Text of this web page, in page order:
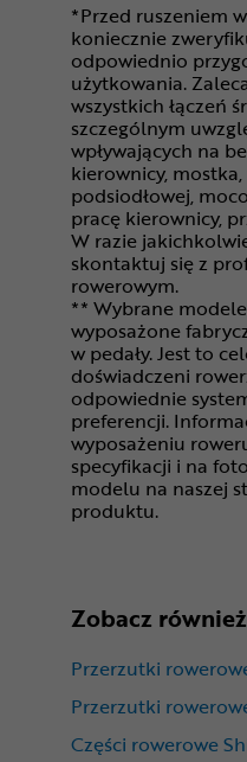
*Przed ruszeniem
koniecznie
odpowiednio
użytkowania.
wszystkich łączeń
szczególnym
wpływających na
kierownicy,
podsiodłowej,
pracę kierownicy,
W razie
skontaktuj się z
rowerowym.
** Wybrane
wyposażone
w pedały. Jest to
doświadczeni
odpowiednie
preferencji.
wyposażeniu
specyfikacji i na
modelu na naszej
produktu.
Zobacz
Przerzutki
Przerzutki
Części rowerowe